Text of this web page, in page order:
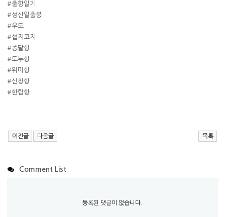
#출항일기
#성산일출봉
#우도
#섭지코지
#종달항
#도두항
#위미항
#신창항
#한림항
이전글 다음글 목록
Comment List
등록된 댓글이 없습니다.